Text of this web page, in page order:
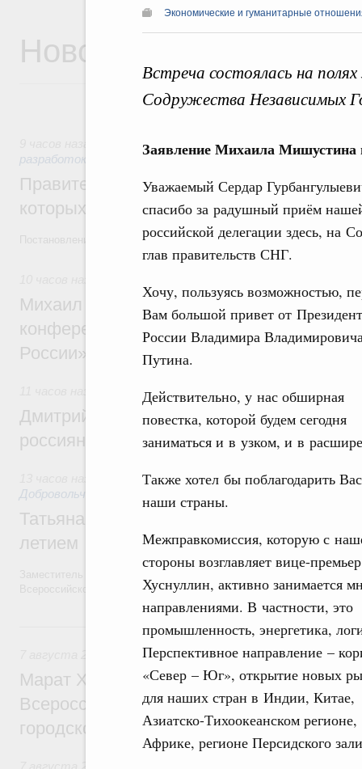
Экономические и гуманитарные
Встреча состоялась на
Содружества Независимых
Заявление Михаила Мишустина
Уважаемый Сердар
спасибо за радушный приём
российской делегации здесь, на
глав правительств СНГ.
Хочу, пользуясь возможностью,
Вам большой привет от
России Владимира
Путина.
Действительно, у нас обширная
повестка, которой будем сегодня
заниматься и в узком, и в
Также хотел бы поблагодарить
наши страны.
Межправкомиссия, которую с
стороны возглавляет вице-
Хуснуллин, активно занимается
направлениями. В частности, это
промышленность, энергетика,
Перспективное направление –
«Север – Юг», открытие новых
для наших стран в Индии, Китае,
Азиатско-Тихоокеанском регионе,
Африке, регионе Персидского
Новости
Государственная политика в сфере
разработок
Правительство расширило перечень
которых освобождаются от НДФЛ
Постановление от 5 августа 2026 года №978
Михаил Мишустин дал поручения по
конференции «Цифровая индустрия
России»
Спорт высших достижений и массовый
Дмитрий Чернышенко и Михаил
россиян с Днём физкультурника
Социальные инновации. Некоммерческие
Добровольчество и волонтёрство. Благотворительность
Татьяна Голикова поздравила
летием
Всероссийского общественного движения «Волонтёры-медики» с
Вчера
Экономика городов. Городская среда
Марат Хуснуллин провёл заседание
Всероссийского конкурса лучших
городской среды